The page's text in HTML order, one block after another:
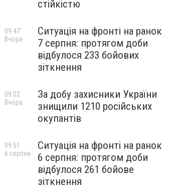
стійкістю
Ситуація на фронті на ранок
7 серпня: протягом доби
відбулося 233 бойових
зіткнення
09:47
Вчора
За добу захисники України
знищили 1210 російських
окупантів
09:02
Вчора
Ситуація на фронті на ранок
6 серпня: протягом доби
відбулося 261 бойове
зіткнення
09:51
6 серпня